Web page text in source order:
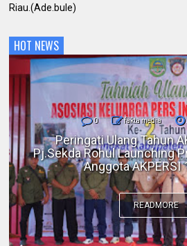
Riau.(Ade.bule)
HOT NEWS
0 fakta media
Polres Inhil bersama
BKSDA Riau Perkuat
Gangguan Kera Liar di
READMORE